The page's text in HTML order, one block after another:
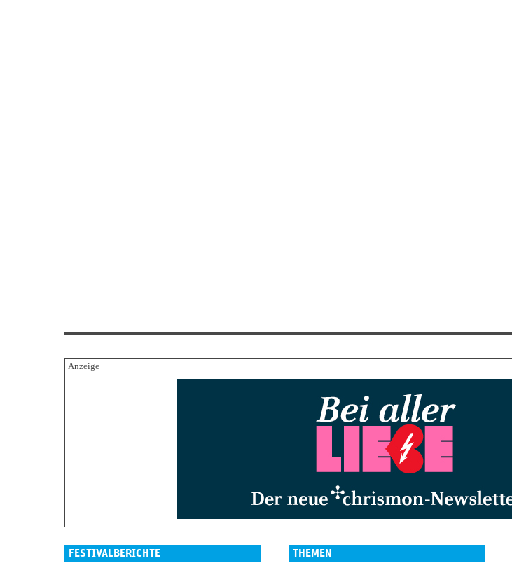
FESTIVALBERICHTE THEMEN